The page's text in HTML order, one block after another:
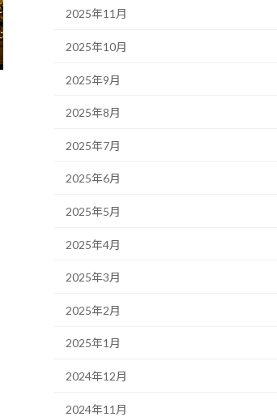
2025年11月
2025年10月
2025年9月
2025年8月
2025年7月
2025年6月
2025年5月
2025年4月
2025年3月
2025年2月
2025年1月
2024年12月
2024年11月